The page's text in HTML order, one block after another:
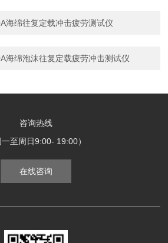
海绵往复定载冲击疲劳测试仪
海绵泡沫往复定载疲劳冲击测试仪
咨询热线
一至周日9:00- 19:00）
在线咨询